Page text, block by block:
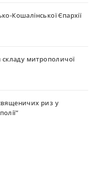
Кошалінської Єпархії
митрополичої
риз у